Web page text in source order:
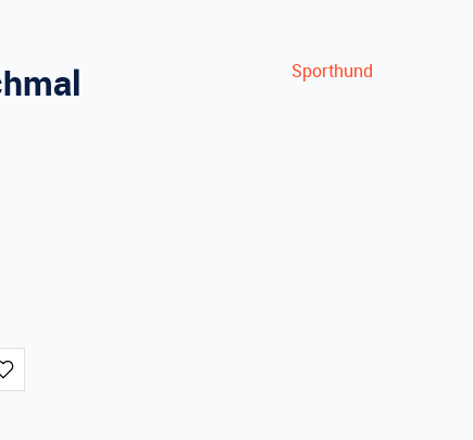
Sporthund